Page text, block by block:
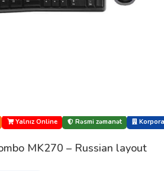
Yalnız Online Rəsmi zəmanət
MK270 – Russian layout